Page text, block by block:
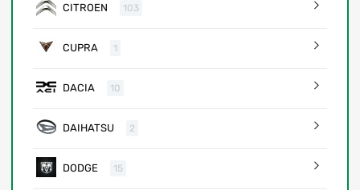
CITROEN 103
CUPRA 1
DACIA 10
DAIHATSU 2
DODGE 15